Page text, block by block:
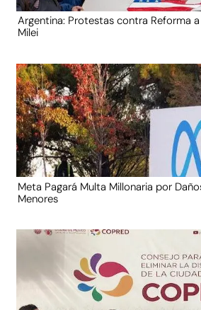
Argentina: Protestas contra Reforma
Milei
Meta Pagará Multa Millonaria por
Menores